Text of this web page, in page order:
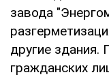
завода
другие здания.
гражданских